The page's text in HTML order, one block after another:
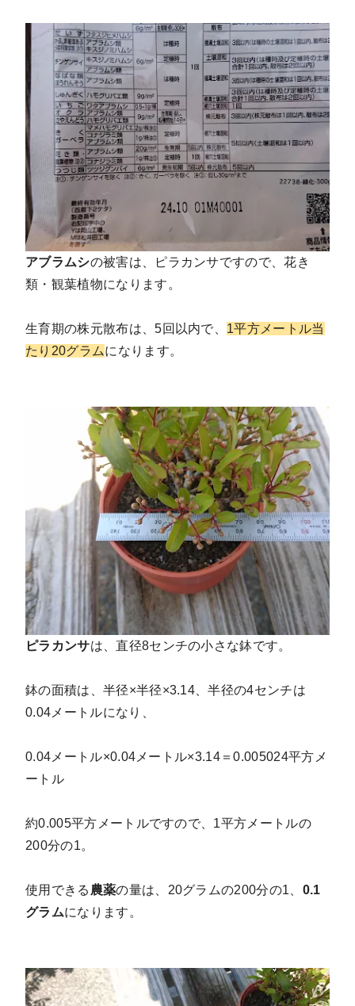
アブラムシの被害は、ピラカンサですので、花き
類・観葉植物になります。
生育期の株元散布は、5回以内で、 1平方メートル当
たり20グラムになります。
ピラカンサは、直径8センチの小さな鉢です。
鉢の面積は、半径×半径×3.14、半径の4センチは
0.04メートルになり、
0.04メートル×0.04メートル×3.14＝0.005024平方メ
ートル
約0.005平方メートルですので、1平方メートルの
200分の1。
使用できる 農薬の量は、20グラムの200分の1、 0.1
グラムになります。